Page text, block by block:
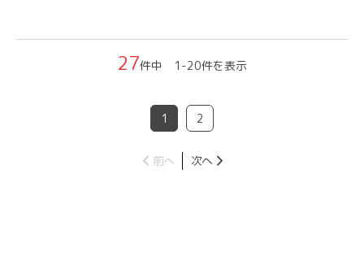
27件中 1-20件を表示
1 2
前へ 次へ